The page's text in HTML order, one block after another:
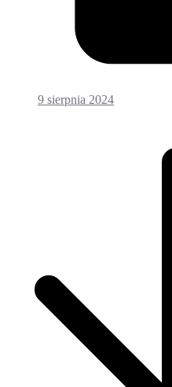
9 sierpnia 2024